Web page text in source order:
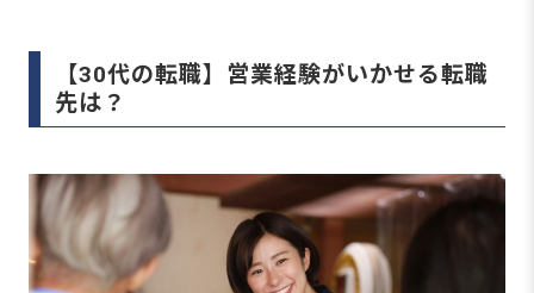
【30代の転職】営業経験がいかせる転職
先は？